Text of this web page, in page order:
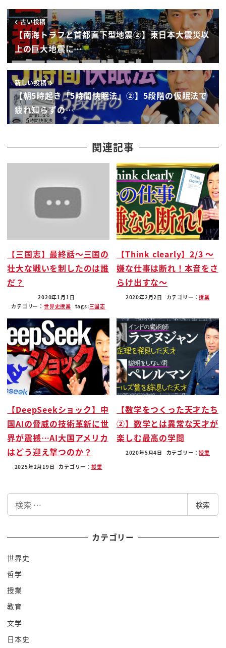
平均78時間と言われてますからそういう
イメージかもねまあ7時起きか8時起きで
ショート朝5時早起きがしてなんかしら朝
数がしたいのであればああ夜は10時
くらいにはもう寝なきゃいけないそういう
世界観で皆さん生きてらっしゃると思うん
ですよ
でも夜も朝も犠牲にする必要はありません
ねぇ夜は夜でやりたいことをやりまして
ああもう眠くなったなというとちょうど
いい12時頃に寝ましてそして朝5時に
起きて朝活をするとつまりよる月朝活
ダブルゲット方法なんですねそんなこと
できるんですがまずこれですよねショート
スリーパーってお話を聞きますけれども
それを選ばれた人ですよねっとまあそうな
んですよね実際ボンダイショート
スリーパーと言われる人ってそれまあその
し5%ね10%聞いてるわけですよ少ない
んですって
ところがですね
この先生はですね9割の方が実は練習すれ
ばショートスリーパーになれますよ仕組み
さえ作ればショートスリーパーになれます
よってお話打ってですよ
なんでじゃー9割って言ったかというと
残りの1割はですね言ったらですね
ロングスリーパーの可能性があるとロング
スリーパーてず何ですかこれですね毎日
10時間以上眠っちゃってる人なんですっ
て
だからショートスリーパーが少ないように
実はロングスリーパーでも少ないんですよ
3時間&ねちゃうっていうのは普通にあっ
てたよって人もいれば長く音だけいられ
未満ね数パーセントいるんですよでも大半
の人が
わけなんですねでこのど真ん中の普通
スリッパってのはだいたい78時間寝
るって言うと6時間から8時間寝るって1
てあげて配膳員です私もあなたもみんな
そうねだいたいですね寝れてないっていう
古い投稿
【南海トラフと首都直下型地震②】東日本大震災以
上の巨大地震に…
新しい投稿
【朝5時起き「5時間快眠法」②】5段階の仮眠法で
疲れ知らずの…
関連記事
【三国志】最終話〜三国の
壮大な戦いを制したのは誰
だ？
2020年1月1日
カテゴリー：世界史授業 tags:三国志
【Think clearly】2/3 〜
嫌な仕事は断れ！本音をさ
らけ出すな〜
2020年2月2日 カテゴリー：授業
【DeepSeekショック】中
国AIの脅威の技術革新に世
界が震撼…AI大国アメリカ
はどう迎え撃つのか？
2025年2月19日 カテゴリー： 授業
【数学をつくった天才たち
②】数学とは異常な天才が
楽しむ最高の学問
2020年5月4日 カテゴリー：授業
索
検索
カテゴリー
世界史
哲学
授業
教育
文学
日本史